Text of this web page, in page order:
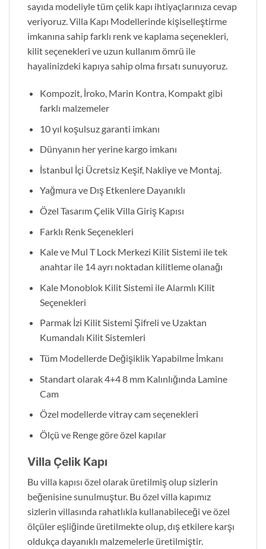
sayıda modeliyle tüm çelik kapı ihtiyaçlarınıza cevap
veriyoruz. Villa Kapı Modellerinde kişiselleştirme
imkanına sahip farklı renk ve kaplama seçenekleri,
kilit seçenekleri ve uzun kullanım ömrü ile
hayalinizdeki kapıya sahip olma fırsatı sunuyoruz.
Kompozit, İroko, Marin Kontra, Kompakt gibi
farklı malzemeler
10 yıl koşulsuz garanti imkanı
Dünyanın her yerine kargo imkanı
İstanbul İçi Ücretsiz Keşif, Nakliye ve Montaj.
Yağmura ve Dış Etkenlere Dayanıklı
Özel Tasarım Çelik Villa Giriş Kapısı
Farklı Renk Seçenekleri
Kale ve Mul T Lock Merkezi Kilit Sistemi ile tek
anahtar ile 14 ayrı noktadan kilitleme olanağı
Kale Monoblok Kilit Sistemi ile Alarmlı Kilit
Seçenekleri
Parmak İzi Kilit Sistemi Şifreli ve Uzaktan
Kumandalı Kilit Sistemleri
Tüm Modellerde Değişiklik Yapabilme İmkanı
Standart olarak 4+4 8 mm Kalınlığında Lamine
Cam
Özel modellerde vitray cam seçenekleri
Ölçü ve Renge göre özel kapılar
Villa Çelik Kapı
Bu villa kapısı özel olarak üretilmiş olup sizlerin
beğenisine sunulmuştur. Bu özel villa kapımız
sizlerin villasında rahatlıkla kullanabileceği ve özel
ölçüler eşliğinde üretilmekte olup, dış etkilere karşı
oldukça dayanıklı malzemelerle üretilmiştir.